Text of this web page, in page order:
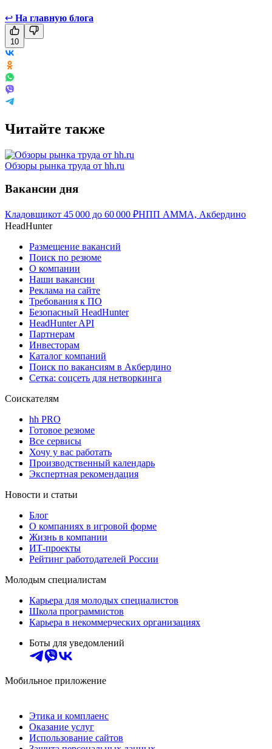
↩ На главную блога
10
Читайте также
Обзоры рынка труда от hh.ru
Вакансии дня
Кладовщикот 45 000 до 60 000 ₽НПП АММА, Акбердино
HeadHunter
Размещение вакансий
Поиск по резюме
О компании
Наши вакансии
Реклама на сайте
Требования к ПО
Безопасный HeadHunter
HeadHunter API
Партнерам
Инвесторам
Каталог компаний
Поиск по вакансиям в Акбердино
Сетка: соцсеть для нетворкинга
Соискателям
hh PRO
Готовое резюме
Все сервисы
Хочу у вас работать
Производственный календарь
Экспертная рекомендация
Новости и статьи
Блог
О компаниях в игровой форме
Жизнь в компании
ИТ-проекты
Рейтинг работодателей России
Молодым специалистам
Карьера для молодых специалистов
Школа программистов
Карьера в некоммерческих организациях
Боты для уведомлений
Мобильное приложение
Этика и комплаенс
Оказание услуг
Использование сайтов